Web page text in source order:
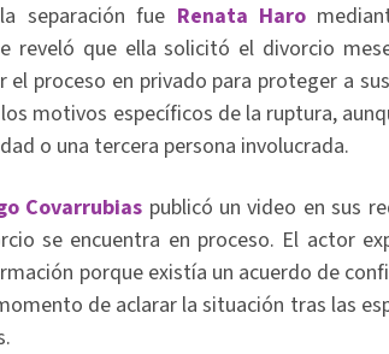
separación fue Renata Haro
reveló que ella solicitó el divorcio
proceso en privado para proteger a
motivos específicos de la ruptura,
o una tercera persona involucrada.
Covarrubias publicó un video en sus
se encuentra en proceso. El actor
porque existía un acuerdo de
de aclarar la situación tras las